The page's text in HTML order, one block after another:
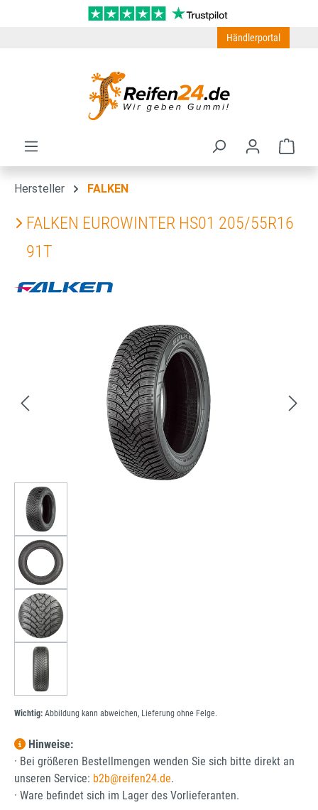
Zum Hauptinhalt springen
Händlerportal
Hersteller FALKEN
FALKEN EUROWINTER HS01 205/55R16
91T
Bildergalerie überspringen
Wichtig: Abbildung kann abweichen, Lieferung ohne Felge.
Hinweise:
· Bei größeren Bestellmengen wenden Sie sich bitte direkt an
unseren Service: b2b@reifen24.de.
· Ware befindet sich im Lager des Vorlieferanten.